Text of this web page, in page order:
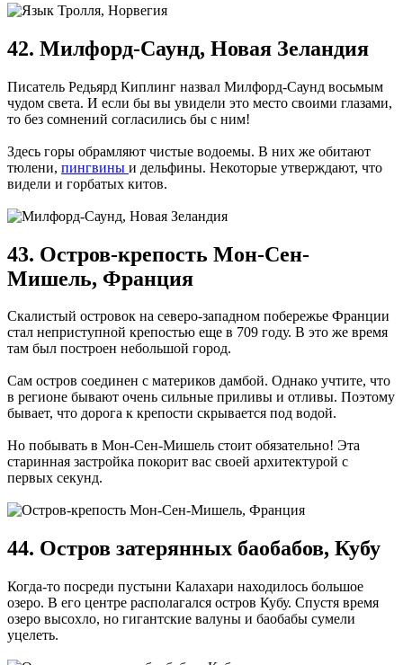
42. Милфорд-Саунд, Новая Зеландия
Писатель Редьярд Киплинг назвал Милфорд-Саунд восьмым
чудом света. И если бы вы увидели это место своими глазами,
то без сомнений согласились бы с ним!
Здесь горы обрамляют чистые водоемы. В них же обитают
тюлени, пингвины и дельфины. Некоторые утверждают, что
видели и горбатых китов.
43. Остров-крепость Мон-Сен-
Мишель, Франция
Скалистый островок на северо-западном побережье Франции
стал неприступной крепостью еще в 709 году. В это же время
там был построен небольшой город.
Сам остров соединен с материков дамбой. Однако учтите, что
в регионе бывают очень сильные приливы и отливы. Поэтому
бывает, что дорога к крепости скрывается под водой.
Но побывать в Мон-Сен-Мишель стоит обязательно! Эта
старинная застройка покорит вас своей архитектурой с
первых секунд.
44. Остров затерянных баобабов, Кубу
Когда-то посреди пустыни Калахари находилось большое
озеро. В его центре располагался остров Кубу. Спустя время
озеро высохло, но гигантские валуны и баобабы сумели
уцелеть.